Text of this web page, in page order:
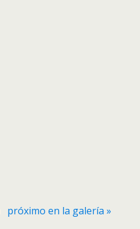
próximo en la galería »